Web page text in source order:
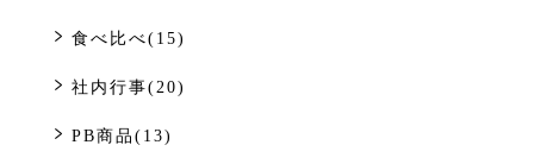
食べ比べ(15)
社内行事(20)
PB商品(13)